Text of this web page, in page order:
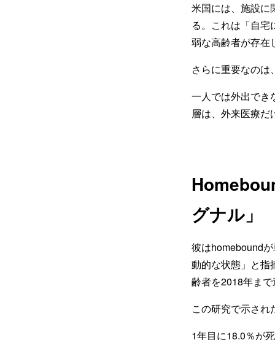
米国には、施設に
る。これは「自
弱な高齢者が存在
さらに重要なの
一人では外出でき
層は、外来医療だ
グナル」
彼はhomebound
動的な状態」と指
齢者を2018年ま
この研究で示され
1年目に18.0％が